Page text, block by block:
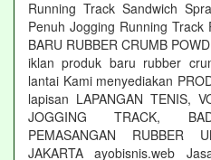
Running Track Sandwich
Penuh Jogging Running
BARU RUBBER CRUMB
iklan produk baru rubber
lantai Kami menyediakan
lapisan LAPANGAN TENIS,
JOGGING TRACK,
PEMASANGAN RUBBER
JAKARTA ayobisnis.web